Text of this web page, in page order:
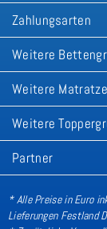
Zahlungsarten
Weitere
Weitere
Weitere
Partner
* Alle Preise in Euro
Lieferungen Festland